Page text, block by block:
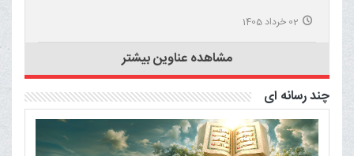
02 خرداد 1405
مشاهده عناوین بیشتر
چند رسانه ای